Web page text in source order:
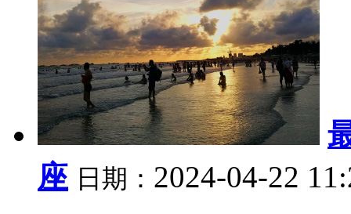
座 日期： 2024-04-22